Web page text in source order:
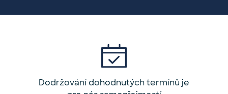
Dodržování dohodnutých termínů je